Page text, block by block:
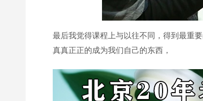
最后我觉得课程上与以往不同，得到最重
真真正正的成为我们自己的东西，